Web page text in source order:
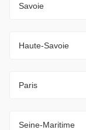
Savoie
Haute-Savoie
Paris
Seine-Maritime